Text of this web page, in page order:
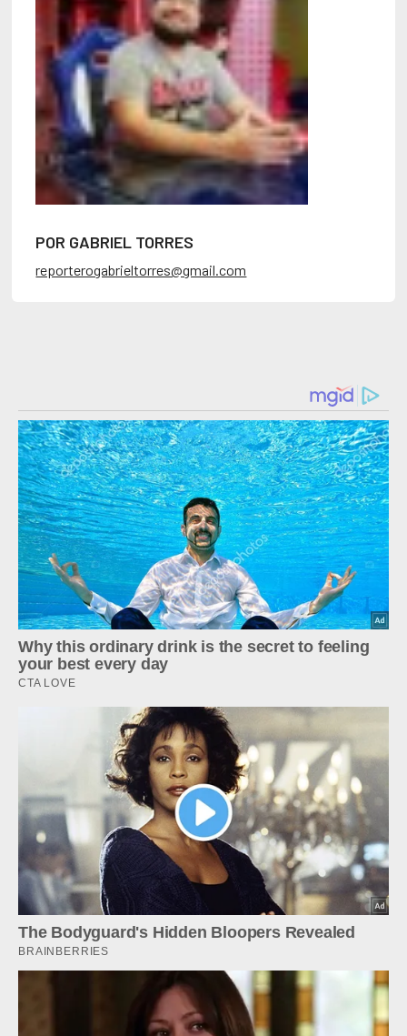
POR GABRIEL TORRES
reporterogabrieltorres@gmail.com